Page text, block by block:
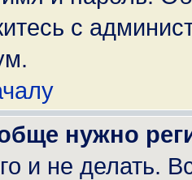
с
нужно
и не делать.